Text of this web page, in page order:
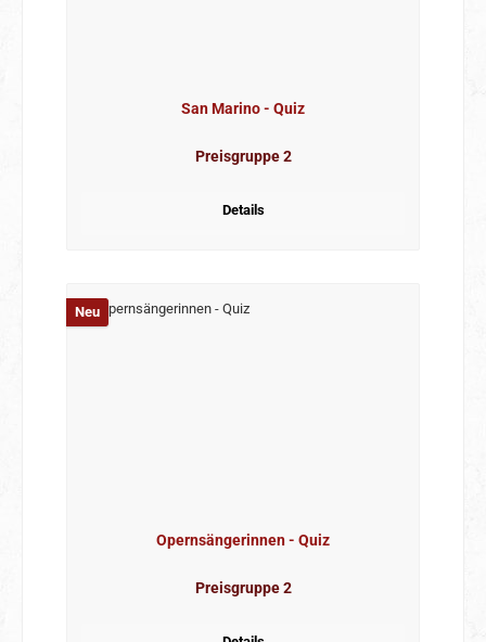
San Marino - Quiz
Preisgruppe 2
Details
Neu
Opernsängerinnen - Quiz
Preisgruppe 2